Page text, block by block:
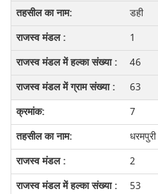
डही
1
46
63
7
धरमपुरी
2
53